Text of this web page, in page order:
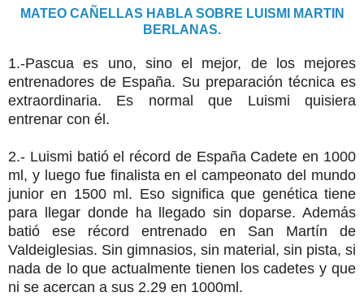
MATEO CAÑELLAS HABLA SOBRE LUISMI MARTIN
BERLANAS.
1.-Pascua es uno, sino el mejor, de los mejores
entrenadores de España. Su preparación técnica es
extraordinaria. Es normal que Luismi quisiera
entrenar con él.
2.- Luismi batió el récord de España Cadete en 1000
ml, y luego fue finalista en el campeonato del mundo
junior en 1500 ml. Eso significa que genética tiene
para llegar donde ha llegado sin doparse. Además
batió ese récord entrenado en San Martín de
Valdeiglesias. Sin gimnasios, sin material, sin pista, si
nada de lo que actualmente tienen los cadetes y que
ni se acercan a sus 2.29 en 1000ml.